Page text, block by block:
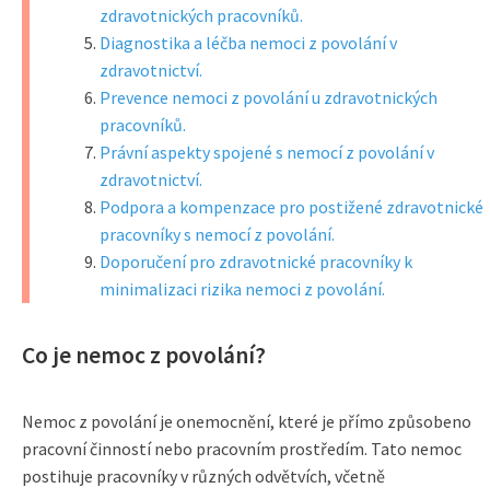
zdravotnických pracovníků.
Diagnostika a léčba nemoci z povolání v
zdravotnictví.
Prevence nemoci z povolání u zdravotnických
pracovníků.
Právní aspekty spojené s nemocí z povolání v
zdravotnictví.
Podpora a kompenzace pro postižené zdravotnické
pracovníky s nemocí z povolání.
Doporučení pro zdravotnické pracovníky k
minimalizaci rizika nemoci z povolání.
Co je nemoc z povolání?
Nemoc z povolání je onemocnění, které je přímo způsobeno
pracovní činností nebo pracovním prostředím. Tato nemoc
postihuje pracovníky v různých odvětvích, včetně